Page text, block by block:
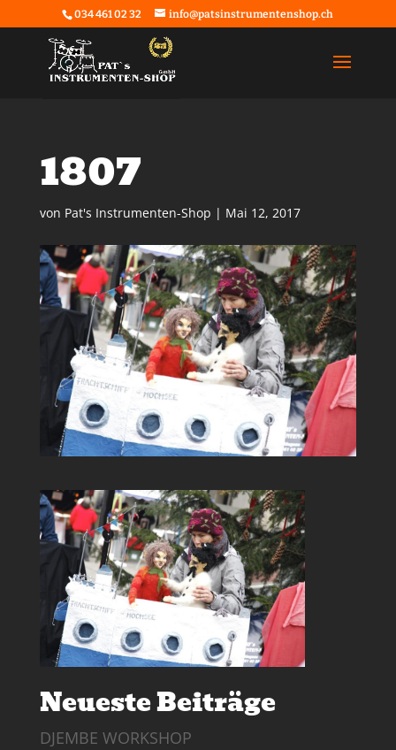
034 461 02 32 info@patsinstrumentenshop.ch
1807
von Pat's Instrumenten-Shop | Mai 12, 2017
Neueste Beiträge
DJEMBE WORKSHOP